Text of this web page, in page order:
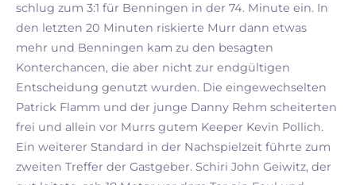
schlug zum 3:1 für Benningen in der 74. Minute ein. In
den letzten 20 Minuten riskierte Murr dann etwas
mehr und Benningen kam zu den besagten
Konterchancen, die aber nicht zur endgültigen
Entscheidung genutzt wurden. Die eingewechselten
Patrick Flamm und der junge Danny Rehm scheiterten
frei und allein vor Murrs gutem Keeper Kevin Pollich.
Ein weiterer Standard in der Nachspielzeit führte zum
zweiten Treffer der Gastgeber. Schiri John Geiwitz, der